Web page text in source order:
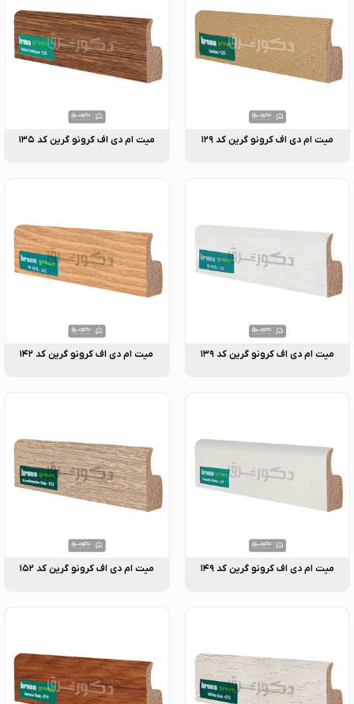
میت ام دی اف کرونو گرین کد ۱۲۹ میت ام دی اف کرونو گرین کد ۱۳۵
میت ام دی اف کرونو گرین کد ۱۳۹ میت ام دی اف کرونو گرین کد ۱۴۲
میت ام دی اف کرونو گرین کد ۱۴۹ میت ام دی اف کرونو گرین کد ۱۵۲